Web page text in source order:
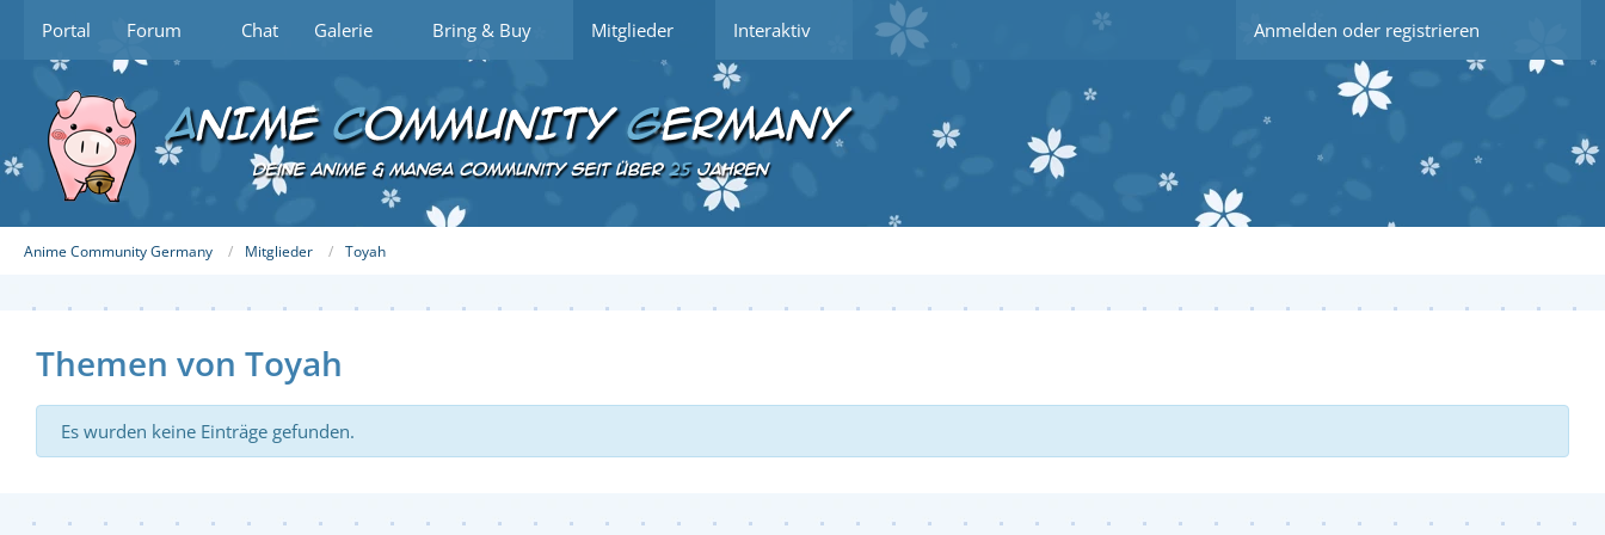
Portal Forum Chat Galerie Bring & Buy Mitglieder Interaktiv Anmelden oder registrieren
Anime Community Germany Mitglieder Toyah
Themen von Toyah
Es wurden keine Einträge gefunden.